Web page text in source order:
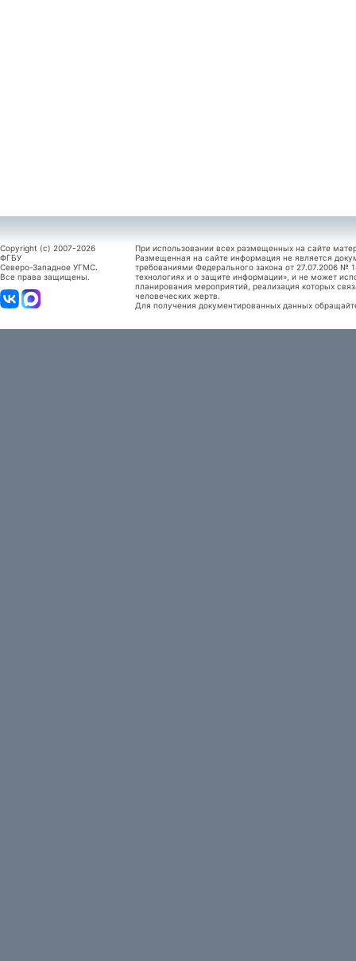
Copyright (c) 2007-2026
ФГБУ
Северо-Западное УГМС.
Все права защищены.
При использовании всех размещенных на сайте
Размещенная на сайте информация не является
требованиями Федерального закона от 27.07.2006
технологиях и о защите информации», и не может
планирования мероприятий, реализация которых
человеческих жертв.
Для получения документированных данных